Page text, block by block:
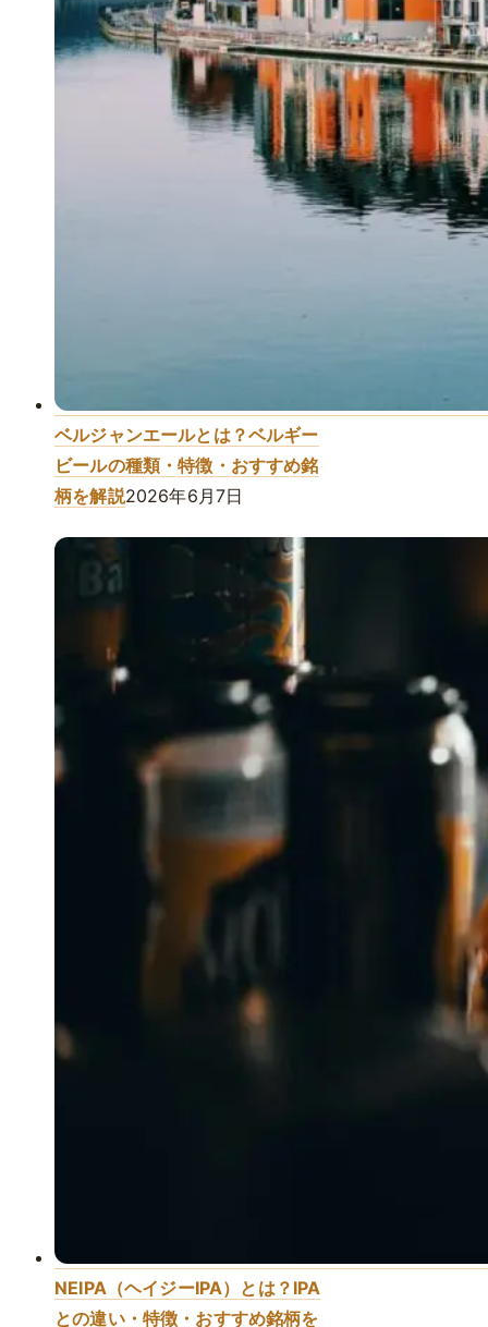
ベルジャンエールとは？ベルギー
ビールの種類・特徴・おすすめ銘
柄を解説2026年6月7日
NEIPA（ヘイジーIPA）とは？IPA
との違い・特徴・おすすめ銘柄を